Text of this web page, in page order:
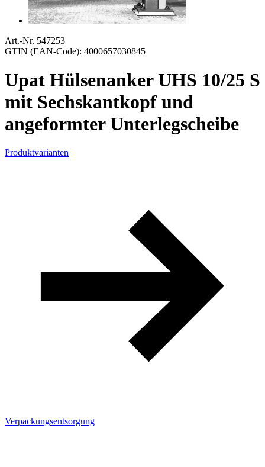
Art.-Nr. 547253
GTIN (EAN-Code): 4000657030845
Upat Hülsenanker UHS 10/25 S
mit Sechskantkopf und
angeformter Unterlegscheibe
Produktvarianten
Verpackungsentsorgung